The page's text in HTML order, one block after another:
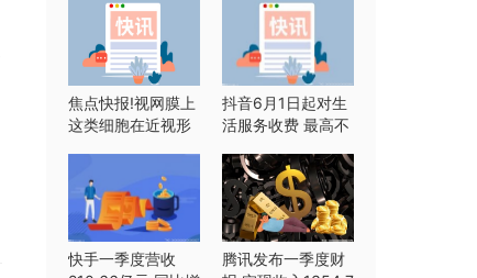
焦点快报!视网膜上
这类细胞在近视形
抖音6月1日起对生
活服务收费 最高不
快手一季度营收
腾讯发布一季度财